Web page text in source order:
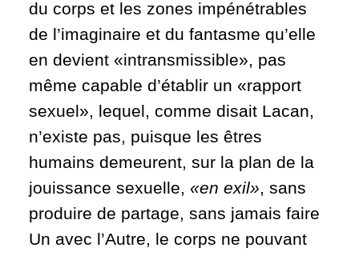
du corps et les zones impénétrables
de l’imaginaire et du fantasme qu’elle
en devient «intransmissible», pas
même capable d’établir un «rapport
sexuel», lequel, comme disait Lacan,
n’existe pas, puisque les êtres
humains demeurent, sur la plan de la
jouissance sexuelle, «en exil», sans
produire de partage, sans jamais faire
Un avec l’Autre, le corps ne pouvant